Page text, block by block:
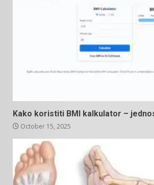
Kako koristiti BMI kalkulator –
October 15, 2025